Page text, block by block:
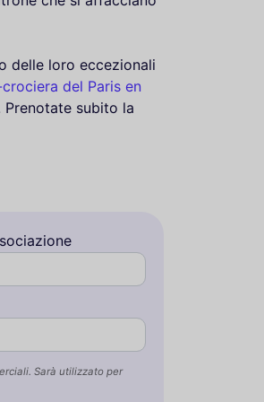
delle loro eccezionali
del Paris en
Prenotate subito la
Sarà utilizzato per